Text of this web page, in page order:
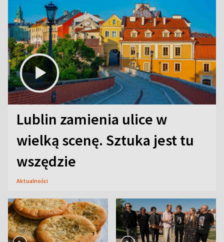
Lublin zamienia ulice w
wielką scenę. Sztuka jest tu
wszędzie
Aktualności